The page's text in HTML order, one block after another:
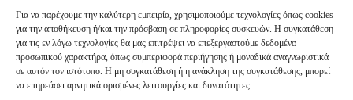
Για να παρέχουμε την καλύτερη εμπειρία, χρησιμοποιούμε τεχνολογίες όπως cookies
για την αποθήκευση ή/και την πρόσβαση σε πληροφορίες συσκευών. Η συγκατάθεση
για τις εν λόγω τεχνολογίες θα μας επιτρέψει να επεξεργαστούμε δεδομένα
προσωπικού χαρακτήρα, όπως συμπεριφορά περιήγησης ή μοναδικά αναγνωριστικά
σε αυτόν τον ιστότοπο. Η μη συγκατάθεση ή η ανάκληση της συγκατάθεσης, μπορεί
να επηρεάσει αρνητικά ορισμένες λειτουργίες και δυνατότητες.
Newsletter
Email*